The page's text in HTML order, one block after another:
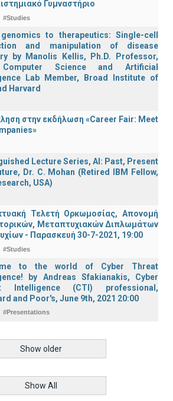
Γυμναστήριο
#Studies
to therapeutics: Single-cell
and manipulation of disease
by Manolis Kellis, Ph.D. Professor,
Science and Artificial
Lab Member, Broad Institute of
Harvard
στην εκδήλωση «Career Fair: Meet
Lecture Series, ΑΙ: Past, Present
Dr. C. Mohan (Retired IBM Fellow,
USA)
Τελετή Ορκωμοσίας, Απονομή
Μεταπτυχιακών Διπλωμάτων
- Παρασκευή 30-7-2021, 19:00
#Studies
to the world of Cyber Threat
by Andreas Sfakianakis, Cyber
Intelligence (CTI) professional,
and Poor's, June 9th, 2021 20:00
#Presentations
Show older
Show All